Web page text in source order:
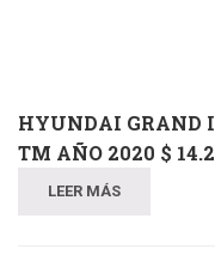
HYUNDAI GRAND
TM AÑO 2020 $
LEER MÁS